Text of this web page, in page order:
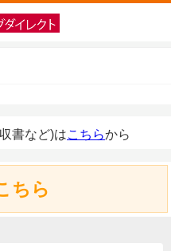
書など)はこちらから
ちら